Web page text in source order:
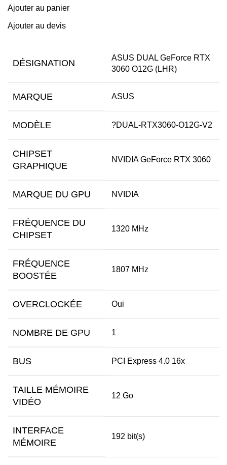
Ajouter au panier
Ajouter au devis
DÉSIGNATION
ASUS DUAL GeForce RTX
3060 O12G (LHR)
MARQUE ASUS
MODÈLE ?DUAL-RTX3060-O12G-V2
CHIPSET
GRAPHIQUE
NVIDIA GeForce RTX 3060
MARQUE DU GPU NVIDIA
FRÉQUENCE DU
CHIPSET
1320 MHz
FRÉQUENCE
BOOSTÉE
1807 MHz
OVERCLOCKÉE Oui
NOMBRE DE GPU 1
BUS PCI Express 4.0 16x
TAILLE MÉMOIRE
VIDÉO
12 Go
INTERFACE
MÉMOIRE
192 bit(s)